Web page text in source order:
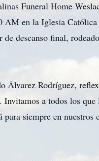
Funeral Home
AM en la Iglesia
descanso final,
Álvarez Rodríguez,
a todos los
siempre en